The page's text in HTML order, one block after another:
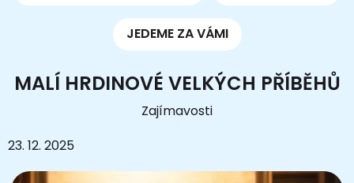
JEDEME ZA VÁMI
MALÍ HRDINOVÉ VELKÝCH PŘÍBĚHŮ
Zajímavosti
23. 12. 2025